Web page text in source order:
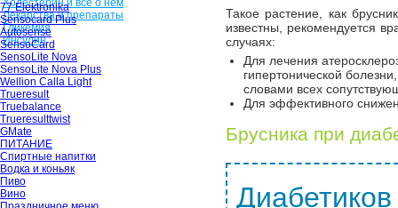
77 Elektronika
Sensocard Plus
Autosense
SensoCard
SensoLite Nova
SensoLite Nova Plus
Wellion Calla Light
Trueresult
Truebalance
Trueresulttwist
GMate
ПИТАНИЕ
Спиртные напитки
Водка и коньяк
Пиво
Вино
Холестерин и всё о нём
Лекарства и препараты
Гликемия
Инсулин
Такое растение, как
известны, рекомендуется
случаях:
Для лечения
гипертонической
словами всех
Для эффективного
Брусника при